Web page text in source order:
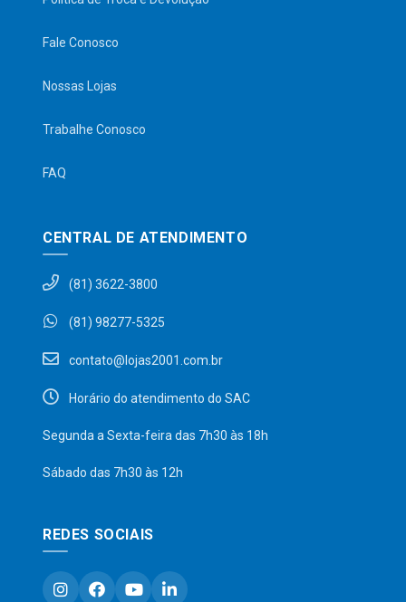
Fale Conosco
Nossas Lojas
Trabalhe Conosco
FAQ
CENTRAL DE ATENDIMENTO
(81) 3622-3800
(81) 98277-5325
contato@lojas2001.com.br
Horário do atendimento do SAC
Segunda a Sexta-feira das 7h30 às 18h
Sábado das 7h30 às 12h
REDES SOCIAIS